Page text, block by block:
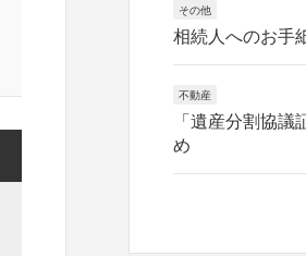
その他
相続人へのお手
不動産
「遺産分割協
め